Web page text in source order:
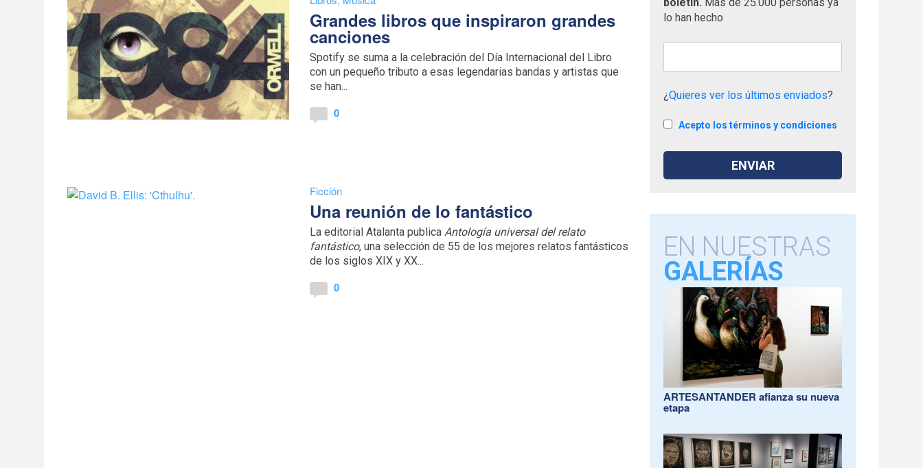
Grandes libros que inspiraron grandes
canciones
Spotify se suma a la celebración del Día Internacional del Libro
con un pequeño tributo a esas legendarias bandas y artistas que
se han...
0
Ficción
Una reunión de lo fantástico
La editorial Atalanta publicaAntología universal del relato
fantástico, una selección de 55 de los mejores relatos fantásticos
de los siglos XIX y XX...
0
lo han hecho
¿Quieres ver los últimos enviados?
Acepto los términos y condiciones
EN NUESTRAS
GALERÍAS
ARTESANTANDER afianza su nueva
etapa